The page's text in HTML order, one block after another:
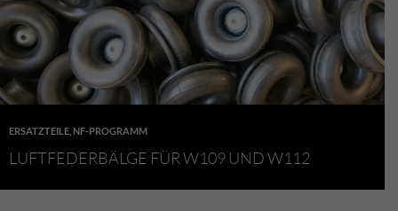
ERSATZTEILE NF-PROGRAMM
LUFTFEDERBÄLGE FÜR W109 UND W112